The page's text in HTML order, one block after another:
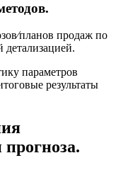
продаж по
параметров
результаты